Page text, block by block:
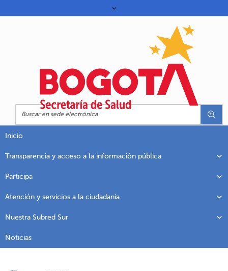
Inicio
Transparencia y acceso a la información pública
Participa
Atención y servicios a la ciudadanía
Nuestra Subred Sur
Noticias